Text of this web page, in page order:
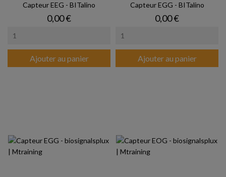
Capteur EEG - BITalino
Prix
0,00 €
Ajouter au panier
Capteur EGG - BITalino
Prix
0,00 €
Ajouter au panier